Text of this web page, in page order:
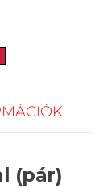
(pár)